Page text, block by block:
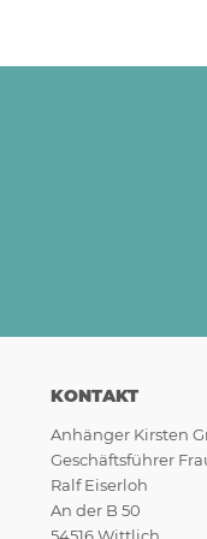
KONTAKT
Anhänger Kirsten
Geschäftsführer
Ralf Eiserloh
An der B 50